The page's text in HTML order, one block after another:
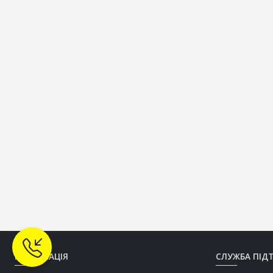
ІНФОРМАЦІЯ СЛУЖБА